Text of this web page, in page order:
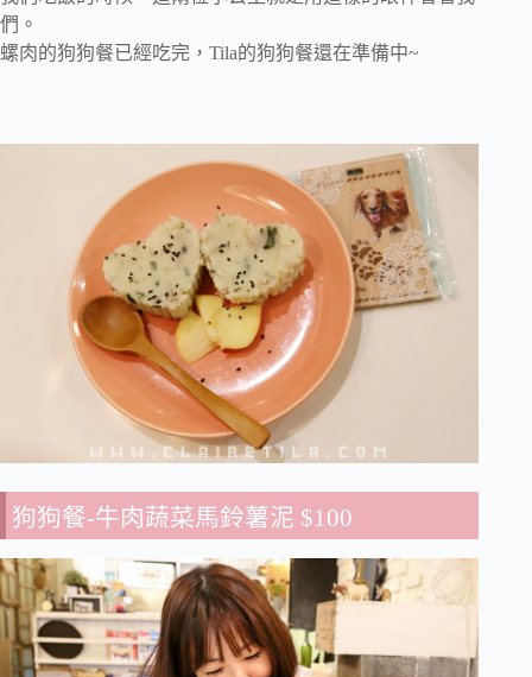
們。
螺肉的狗狗餐已經吃完，Tila的狗狗餐還在準備中~
狗狗餐-牛肉蔬菜馬鈴薯泥 $100